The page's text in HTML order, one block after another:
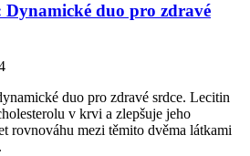
Dynamické duo pro zdravé
duo pro zdravé srdce. Lecitin
v krvi a zlepšuje jeho
rovnováhu mezi těmito dvěma látkami